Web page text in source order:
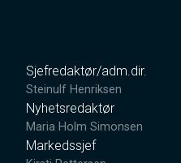
Sjefredaktør/adm.dir.
Steinulf Henriksen
Nyhetsredaktør
Maria Holm Simonsen
Markedssjef